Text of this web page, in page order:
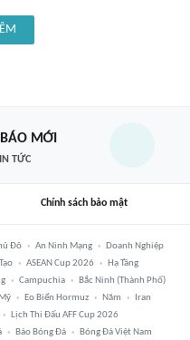
MỚI
TỨC
Chính sách bảo mật
Đô An Ninh Mạng
Doanh Nghiệp
ASEAN Cup 2026
Hạ Tầng
Campuchia
Bắc Ninh (thành Phố)
Mỹ Eo Biển Hormuz Năm
Iran
Lịch Thi Đấu AFF Cup 2026
Báo Bóng Đá Bóng Đá Việt Nam